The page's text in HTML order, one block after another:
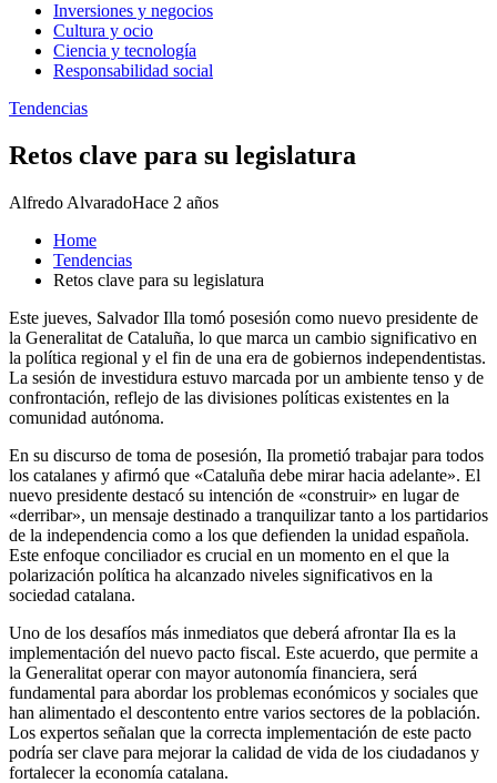
Inversiones y negocios
Cultura y ocio
Ciencia y tecnología
Responsabilidad social
Tendencias
Retos clave para su legislatura
Alfredo AlvaradoHace 2 años
Home
Tendencias
Retos clave para su legislatura
Este jueves, Salvador Illa tomó posesión como nuevo presidente de
la Generalitat de Cataluña, lo que marca un cambio significativo en
la política regional y el fin de una era de gobiernos independentistas.
La sesión de investidura estuvo marcada por un ambiente tenso y de
confrontación, reflejo de las divisiones políticas existentes en la
comunidad autónoma.
En su discurso de toma de posesión, Ila prometió trabajar para todos
los catalanes y afirmó que «Cataluña debe mirar hacia adelante». El
nuevo presidente destacó su intención de «construir» en lugar de
«derribar», un mensaje destinado a tranquilizar tanto a los partidarios
de la independencia como a los que defienden la unidad española.
Este enfoque conciliador es crucial en un momento en el que la
polarización política ha alcanzado niveles significativos en la
sociedad catalana.
Uno de los desafíos más inmediatos que deberá afrontar Ila es la
implementación del nuevo pacto fiscal. Este acuerdo, que permite a
la Generalitat operar con mayor autonomía financiera, será
fundamental para abordar los problemas económicos y sociales que
han alimentado el descontento entre varios sectores de la población.
Los expertos señalan que la correcta implementación de este pacto
podría ser clave para mejorar la calidad de vida de los ciudadanos y
fortalecer la economía catalana.